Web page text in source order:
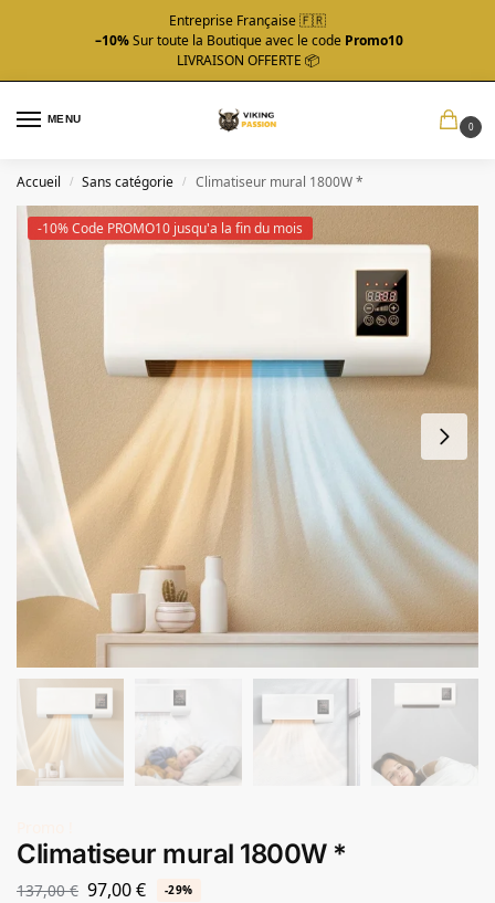
Entreprise Française 🇫🇷
–10%Sur toute la Boutique avec le code Promo10
LIVRAISON OFFERTE 📦
MENU
0
Accueil / Sans catégorie / Climatiseur mural 1800W *
-10% Code PROMO10 jusqu'a la fin du mois
Climatiseur mural 1800W *
137,00€ 97,00€ -29%